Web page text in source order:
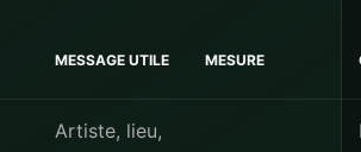
MESSAGE UTILE MESURE
Artiste, lieu,